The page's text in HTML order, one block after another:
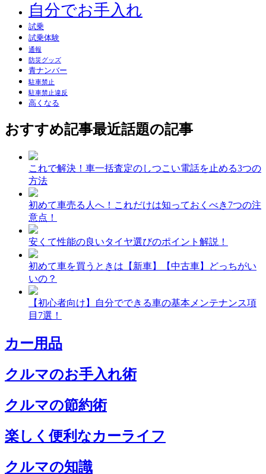
自分でお手入れ
試乗
試乗体験
通報
防災グッズ
青ナンバー
駐車禁止
駐車禁止違反
高くなる
おすすめ記事最近話題の記事
これで解決！車一括査定のしつこい電話を止める3つの
方法
初めて車売る人へ！これだけは知っておくべき7つの注
意点！
安くて性能の良いタイヤ選びのポイント解説！
初めて車を買うときは【新車】【中古車】どっちがい
いの？
【初心者向け】自分でできる車の基本メンテナンス項
目7選！
カー用品
クルマのお手入れ術
クルマの節約術
楽しく便利なカーライフ
クルマの知識